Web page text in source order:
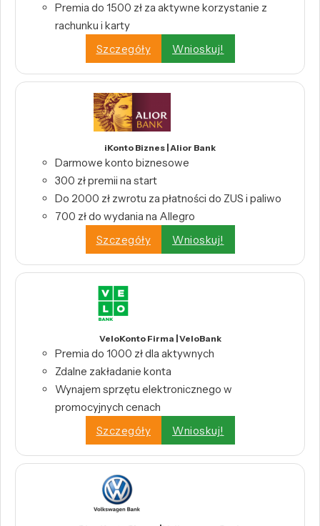
Premia do 1500 zł za aktywne korzystanie z
rachunku i karty
Szczegóły
Wnioskuj!
iKonto Biznes | Alior Bank
Darmowe konto biznesowe
300 zł premii na start
Do 2000 zł zwrotu za płatności do ZUS i paliwo
700 zł do wydania na Allegro
Szczegóły
Wnioskuj!
VeloKonto Firma | VeloBank
Premia do 1000 zł dla aktywnych
Zdalne zakładanie konta
Wynajem sprzętu elektronicznego w
promocyjnych cenach
Szczegóły
Wnioskuj!